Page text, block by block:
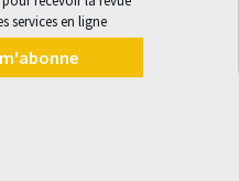
services en ligne